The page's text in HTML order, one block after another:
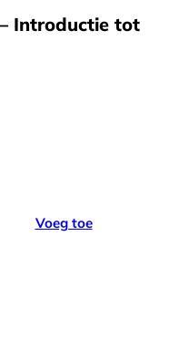
Introductie tot
Voeg toe